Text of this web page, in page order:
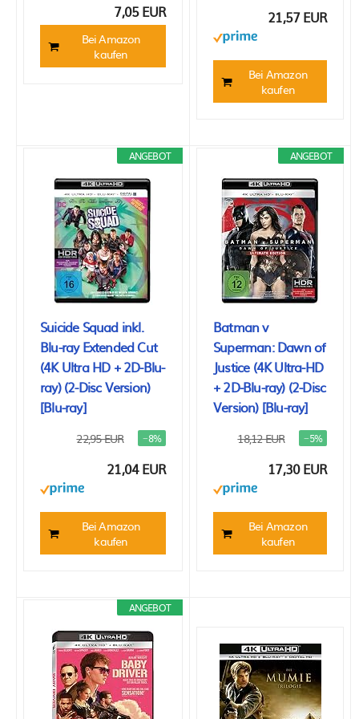
7,05 EUR
Bei Amazon
kaufen
21,57 EUR
Bei Amazon
kaufen
ANGEBOT
Suicide Squad inkl.
Blu-ray Extended Cut
(4K Ultra HD + 2D-Blu-
ray) (2-Disc Version)
[Blu-ray]
22,95 EUR −8%
21,04 EUR
Bei Amazon
kaufen
ANGEBOT
Batman v
Superman: Dawn of
Justice (4K Ultra-HD
+ 2D-Blu-ray) (2-Disc
Version) [Blu-ray]
18,12 EUR −5%
17,30 EUR
Bei Amazon
kaufen
ANGEBOT